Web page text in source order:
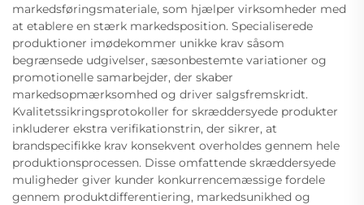
markedsføringsmateriale, som hjælper virksomheder med
at etablere en stærk markedsposition. Specialiserede
produktioner imødekommer unikke krav såsom
begrænsede udgivelser, sæsonbestemte variationer og
promotionelle samarbejder, der skaber
markedsopmærksomhed og driver salgsfremskridt.
Kvalitetssikringsprotokoller for skræddersyede produkter
inkluderer ekstra verifikationstrin, der sikrer, at
brandspecifikke krav konsekvent overholdes gennem hele
produktionsprocessen. Disse omfattende skræddersyede
muligheder giver kunder konkurrencemæssige fordele
gennem produktdifferentiering, markedsunikhed og